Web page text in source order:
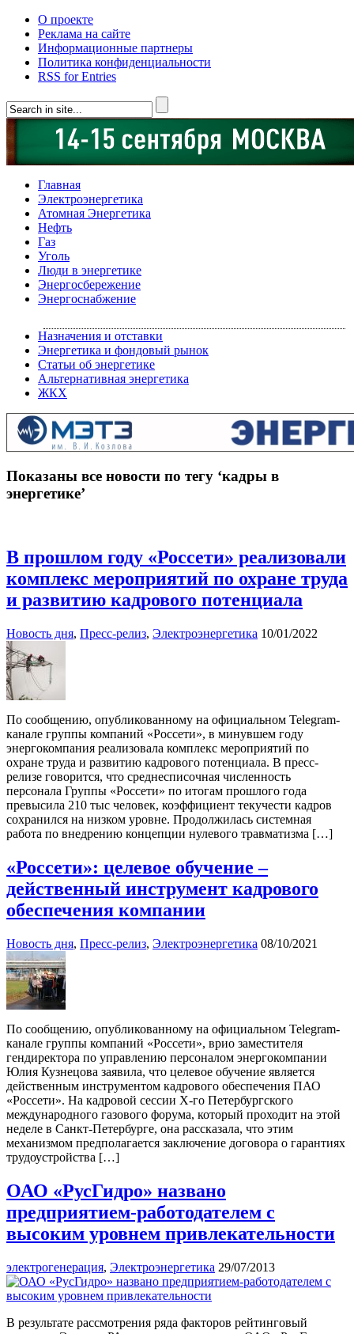
О проекте
Реклама на сайте
Информационные партнеры
Политика конфиденциальности
RSS for Entries
Главная
Электроэнергетика
Атомная Энергетика
Нефть
Газ
Уголь
Люди в энергетике
Энергосбережение
Энергоснабжение
Назначения и отставки
Энергетика и фондовый рынок
Статьи об энергетике
Альтернативная энергетика
ЖКХ
Показаны все новости по тегу ‘кадры в
энергетике’
В прошлом году «Россети» реализовали
комплекс мероприятий по охране труда
и развитию кадрового потенциала
Новость дня, Пресс-релиз, Электроэнергетика 10/01/2022
По сообщению, опубликованному на официальном Telegram-
канале группы компаний «Россети», в минувшем году
энергокомпания реализовала комплекс мероприятий по
охране труда и развитию кадрового потенциала. В пресс-
релизе говорится, что среднесписочная численность
персонала Группы «Россети» по итогам прошлого года
превысила 210 тыс человек, коэффициент текучести кадров
сохранился на низком уровне. Продолжилась системная
работа по внедрению концепции нулевого травматизма […]
«Россети»: целевое обучение –
действенный инструмент кадрового
обеспечения компании
Новость дня, Пресс-релиз, Электроэнергетика 08/10/2021
По сообщению, опубликованному на официальном Telegram-
канале группы компаний «Россети», врио заместителя
гендиректора по управлению персоналом энергокомпании
Юлия Кузнецова заявила, что целевое обучение является
действенным инструментом кадрового обеспечения ПАО
«Россети». На кадровой сессии X-го Петербургского
международного газового форума, который проходит на этой
неделе в Санкт-Петербурге, она рассказала, что этим
механизмом предполагается заключение договора о гарантиях
трудоустройства […]
ОАО «РусГидро» названо
предприятием-работодателем с
высоким уровнем привлекательности
электрогенерация, Электроэнергетика 29/07/2013
В результате рассмотрения ряда факторов рейтинговый